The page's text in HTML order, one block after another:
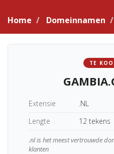
Home Domeinnamen
TE
Extensie
.NL
Lengte
12 tekens
.nl is het meest vertrouwde
klanten